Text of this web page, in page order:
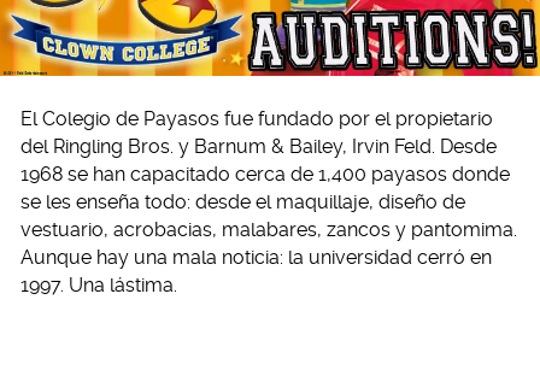
El Colegio de Payasos fue fundado por el propietario
del Ringling Bros. y Barnum & Bailey, Irvin Feld. Desde
1968 se han capacitado cerca de 1,400 payasos donde
se les enseña todo: desde el maquillaje, diseño de
vestuario, acrobacias, malabares, zancos y pantomima.
Aunque hay una mala noticia: la universidad cerró en
1997. Una lástima.